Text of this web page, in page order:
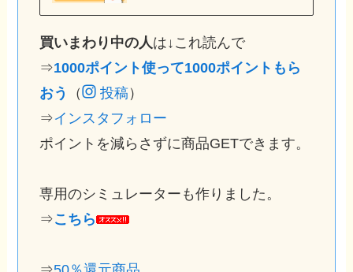
買いまわり中の人は↓これ読んで
⇒1000ポイント使って1000ポイントもら
おう
（ 投稿）
⇒インスタフォロー
ポイントを減らさずに商品GETできます。
専用のシミュレーターも作りました。
⇒こちら